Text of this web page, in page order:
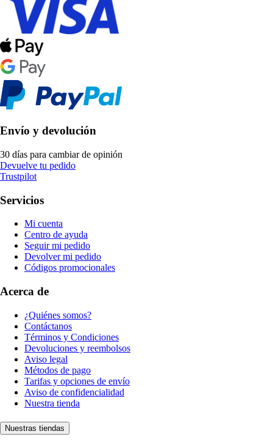
Envío y devolución
30 días para cambiar de opinión
Devuelve tu pedido
Trustpilot
Servicios
Mi cuenta
Centro de ayuda
Seguir mi pedido
Devolver mi pedido
Códigos promocionales
Acerca de
¿Quiénes somos?
Contáctanos
Términos y Condiciones
Devoluciones y reembolsos
Aviso legal
Métodos de pago
Tarifas y opciones de envío
Aviso de confidencialidad
Nuestra tienda
Nuestras tiendas